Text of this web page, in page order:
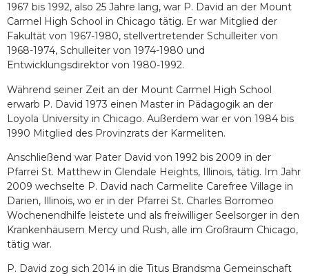
1967 bis 1992, also 25 Jahre lang, war P. David an der Mount
Carmel High School in Chicago tätig. Er war Mitglied der
Fakultät von 1967-1980, stellvertretender Schulleiter von
1968-1974, Schulleiter von 1974-1980 und
Entwicklungsdirektor von 1980-1992.
Während seiner Zeit an der Mount Carmel High School
erwarb P. David 1973 einen Master in Pädagogik an der
Loyola University in Chicago. Außerdem war er von 1984 bis
1990 Mitglied des Provinzrats der Karmeliten.
Anschließend war Pater David von 1992 bis 2009 in der
Pfarrei St. Matthew in Glendale Heights, Illinois, tätig. Im Jahr
2009 wechselte P. David nach Carmelite Carefree Village in
Darien, Illinois, wo er in der Pfarrei St. Charles Borromeo
Wochenendhilfe leistete und als freiwilliger Seelsorger in den
Krankenhäusern Mercy und Rush, alle im Großraum Chicago,
tätig war.
P. David zog sich 2014 in die Titus Brandsma Gemeinschaft